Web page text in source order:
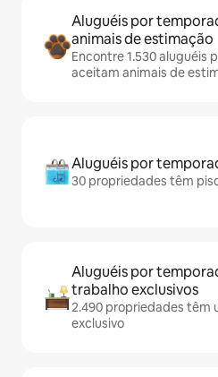
Aluguéis por
animais de estimação
Encontre 1.530 aluguéis
aceitam animais de
Aluguéis por
30 propriedades têm
Aluguéis por
trabalho exclusivos
2.490 propriedades têm
exclusivo